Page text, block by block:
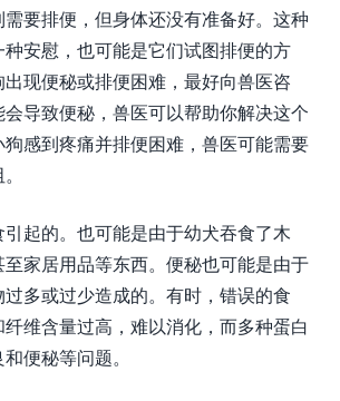
要排便，但身体还没有准备好。这种
安慰，也可能是它们试图排便的方
现便秘或排便困难，最好向兽医咨
导致便秘，兽医可以帮助你解决这个
感到疼痛并排便困难，兽医可能需要
起的。也可能是由于幼犬吞食了木
家居用品等东西。便秘也可能是由于
多或过少造成的。有时，错误的食
维含量过高，难以消化，而多种蛋白
便秘等问题。